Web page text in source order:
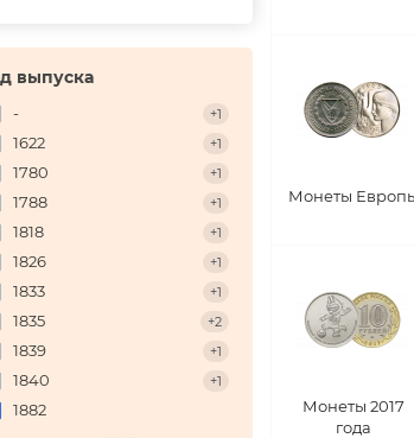
выпуска
- +1
1622 +1
1780 +1
1788 +1
1818 +1
1826 +1
1833 +1
1835 +2
1839 +1
1840 +1
1882
Монеты
Монеты 2017
года